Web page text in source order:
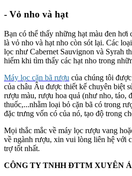
- Vỏ nho và hạt
Bạn có thể thấy những hạt màu đen
là vỏ nho và hạt nho còn sót lại. Các
lọc như Cabernet Sauvignon và Syrah
hiếm khi tìm thấy các hạt nho trong
Máy lọc cặn bã rượu của chúng tôi
của châu Âu được thiết kế chuyên biệt
rượu màu, rượu hoa quả (như nho, táo,
thuốc,...nhằm loại bỏ cặn bã có trong
đặc trưng vốn có của nó, tạo độ trong
Mọi thắc mắc về máy lọc rượu vang
về ngành rượu, xin vui lòng liên hệ với
trợ tốt nhất.
CÔNG TY TNHH ĐTTM XUYÊN Á